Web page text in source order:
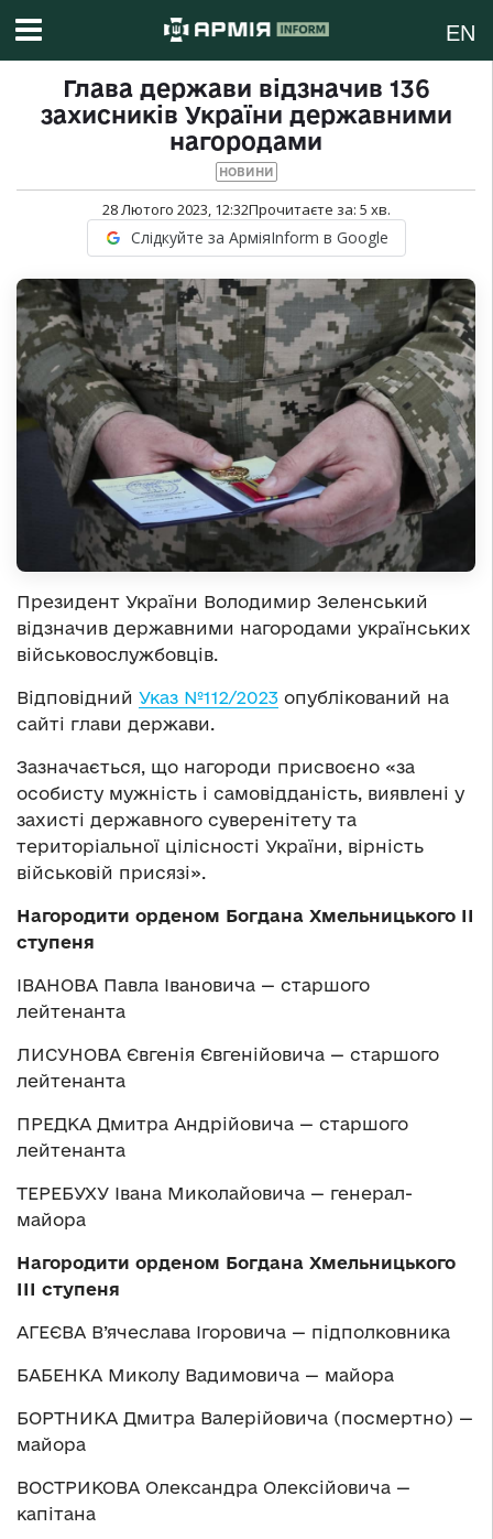
EN
Глава держави відзначив 136
захисників України державними
нагородами
НОВИНИ
28 Лютого 2023, 12:32Прочитаєте за: 5 хв.
Слідкуйте за АрміяInform в Google
Президент України Володимир Зеленський
відзначив державними нагородами українських
військовослужбовців.
Відповідний Указ №112/2023 опублікований на
сайті глави держави.
Зазначається, що нагороди присвоєно «за
особисту мужність і самовідданість, виявлені у
захисті державного суверенітету та
територіальної цілісності України, вірність
військовій присязі».
Нагородити орденом Богдана Хмельницького ІІ
ступеня
ІВАНОВА Павла Івановича — старшого
лейтенанта
ЛИСУНОВА Євгенія Євгенійовича — старшого
лейтенанта
ПРЕДКА Дмитра Андрійовича — старшого
лейтенанта
ТЕРЕБУХУ Івана Миколайовича — генерал-
майора
Нагородити орденом Богдана Хмельницького
ІІІ ступеня
АГЕЄВА В’ячеслава Ігоровича — підполковника
БАБЕНКА Миколу Вадимовича — майора
БОРТНИКА Дмитра Валерійовича (посмертно) —
майора
ВОСТРИКОВА Олександра Олексійовича —
капітана